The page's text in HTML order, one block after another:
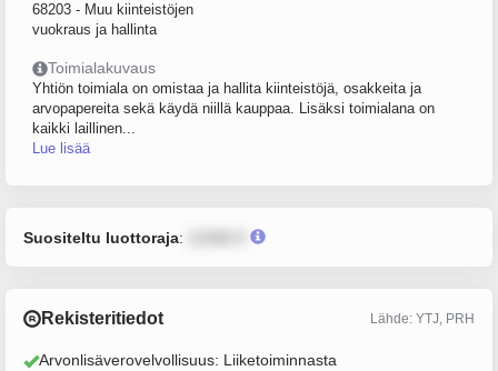
68203 - Muu kiinteistöjen
vuokraus ja hallinta
Toimialakuvaus
Yhtiön toimiala on omistaa ja hallita kiinteistöjä, osakkeita ja
arvopapereita sekä käydä niillä kauppaa. Lisäksi toimialana on
kaikki laillinen...
Lue lisää
Suositeltu luottoraja:
Rekisteritiedot Lähde: YTJ, PRH
Arvonlisäverovelvollisuus: Liiketoiminnasta